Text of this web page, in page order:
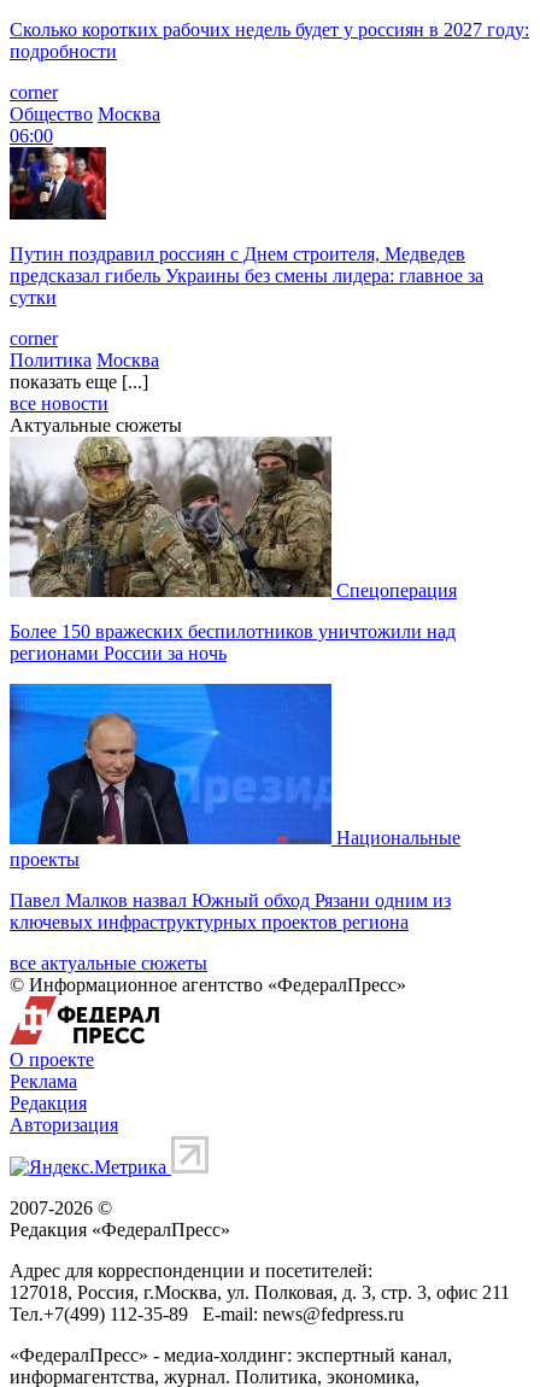
Сколько коротких рабочих недель будет у россиян в 2027 году:
подробности
corner
Общество Москва
06:00
Путин поздравил россиян с Днем строителя, Медведев
предсказал гибель Украины без смены лидера: главное за
сутки
corner
Политика Москва
показать еще [...]
все новости
Актуальные сюжеты
Спецоперация
Более 150 вражеских беспилотников уничтожили над
регионами России за ночь
Национальные
проекты
Павел Малков назвал Южный обход Рязани одним из
ключевых инфраструктурных проектов региона
все актуальные сюжеты
© Информационное агентство «ФедералПресс»
О проекте
Реклама
Редакция
Авторизация
2007-2026 ©
Редакция «ФедералПресс»
Адрес для корреспонденции и посетителей:
127018, Россия, г.Москва, ул. Полковая, д. 3, стр. 3, офис 211
Тел.+7(499) 112-35-89 E-mail: news@fedpress.ru
«ФедералПресс» - медиа-холдинг: экспертный канал,
информагентства, журнал. Политика, экономика,